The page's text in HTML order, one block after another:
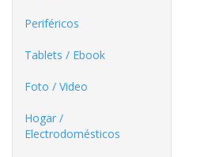
Periféricos
Tablets / Ebook
Foto / Video
Hogar /
Electrodomésticos